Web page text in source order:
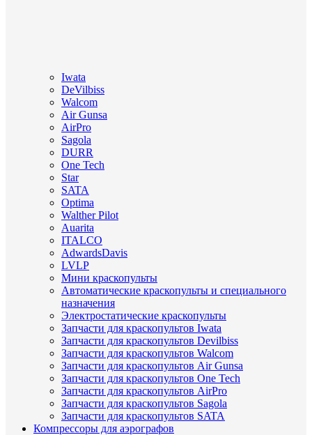
Iwata
DeVilbiss
Walcom
Air Gunsa
AirPro
Sagola
DURR
One Tech
Star
SATA
Optima
Walther Pilot
Auarita
ITALCO
AdwardsDavis
LVLP
Мини краскопульты
Автоматические краскопульты и специального
назначения
Электростатические краскопульты
Запчасти для краскопультов Iwata
Запчасти для краскопультов Devilbiss
Запчасти для краскопультов Walcom
Запчасти для краскопультов Air Gunsa
Запчасти для краскопультов One Tech
Запчасти для краскопультов AirPro
Запчасти для краскопультов Sagola
Запчасти для краскопультов SATA
Компрессоры для аэрографов